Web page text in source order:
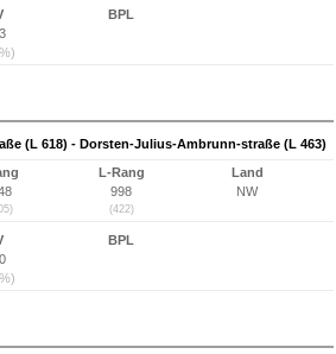
BPL
(L 618) - Dorsten-Julius-Ambrunn-straße (L 463)
L-Rang
998
(422)
Land
NW
BPL